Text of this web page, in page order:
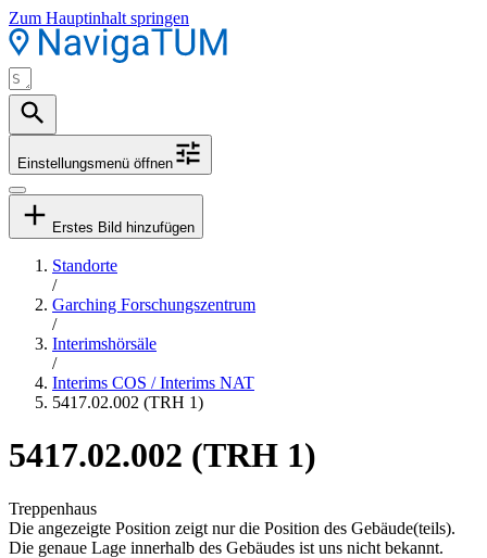
Zum Hauptinhalt springen
Einstellungsmenü öffnen
Erstes Bild hinzufügen
Standorte
/
Garching Forschungszentrum
/
Interimshörsäle
/
Interims COS / Interims NAT
5417.02.002 (TRH 1)
5417.02.002 (TRH 1)
Treppenhaus
Die angezeigte Position zeigt nur die Position des Gebäude(teils).
Die genaue Lage innerhalb des Gebäudes ist uns nicht bekannt.